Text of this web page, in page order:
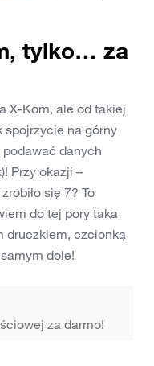
tylko… za
X-Kom, ale od takiej
spojrzycie na górny
danych
Przy okazji –
się 7? To
do tej pory taka
druczkiem, czcionką
dole!
za darmo!